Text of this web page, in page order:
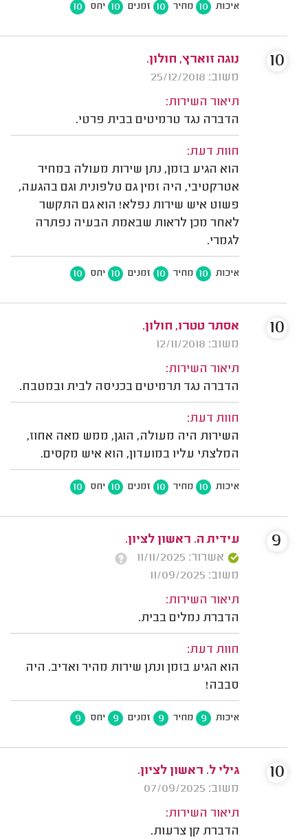
איכות 10 מחיר 10 זמנים 10 יחס 10
נוגה זוארץ, חולון.
משוב: 25/12/2018
תיאור השירות:
הדברה נגד טרמיטים בבית פרטי.
חוות דעת:
הוא הגיע בזמן, נתן שירות מעולה במחיר
אטרקטיבי, היה זמין גם טלפונית וגם בהגעה,
פשוט איש שירות נפלא! הוא גם התקשר
לאחר מכן לראות שבאמת הבעיה נפתרה
לגמרי.
איכות 10 מחיר 10 זמנים 10 יחס 10
10
אסתר טטרו, חולון.
משוב: 12/11/2018
תיאור השירות:
הדברה נגד תרמיטים בכניסה לבית ובמטבח.
חוות דעת:
השירות היה מעולה, הוגן, ממש מאה אחוז,
המלצתי עליו במועדון, הוא איש מקסים.
איכות 10 מחיר 10 זמנים 10 יחס 10
10
עידית ה. ראשון לציון.
אשרור: 11/11/2025
משוב: 11/09/2025
תיאור השירות:
הדברת נמלים בבית.
חוות דעת:
הוא הגיע בזמן ונתן שירות מהיר ואדיב. היה
סבבה!
איכות 9 מחיר 9 זמנים 9 יחס 9
9
גילי ל. ראשון לציון.
משוב: 07/09/2025
תיאור השירות:
הדברת קן צרעות.
10